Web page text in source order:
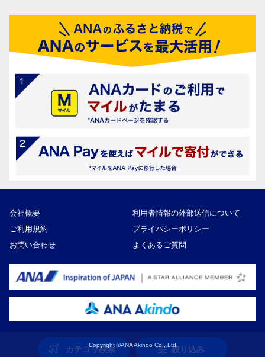
カテゴリ検索 絞り込み
会社概要
利用者情報の外部送信について
ご利用規約
プライバシーポリシー
お問い合わせ
よくあるご質問
Copyright ©ANA Akindo Co., Ltd